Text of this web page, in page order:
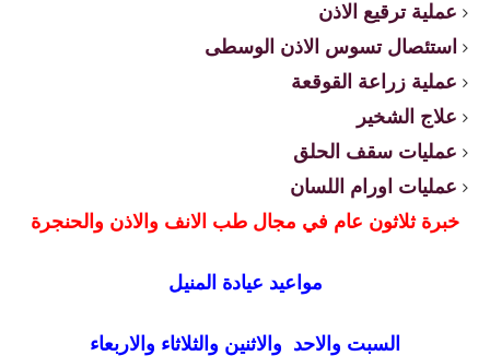
عملية ترقيع الاذن
استئصال تسوس الاذن الوسطى
عملية زراعة القوقعة
علاج الشخير
عمليات سقف الحلق
عمليات اورام اللسان
خبرة ثلاثون عام في مجال طب الانف والاذن والحنجرة
مواعيد عيادة المنيل
السبت والاحد والاثنين والثلاثاء والاربعاء